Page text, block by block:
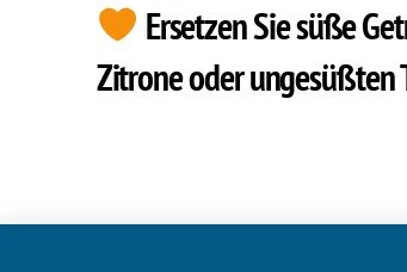
Ersetzen Sie süße
Zitrone oder ungesüßten